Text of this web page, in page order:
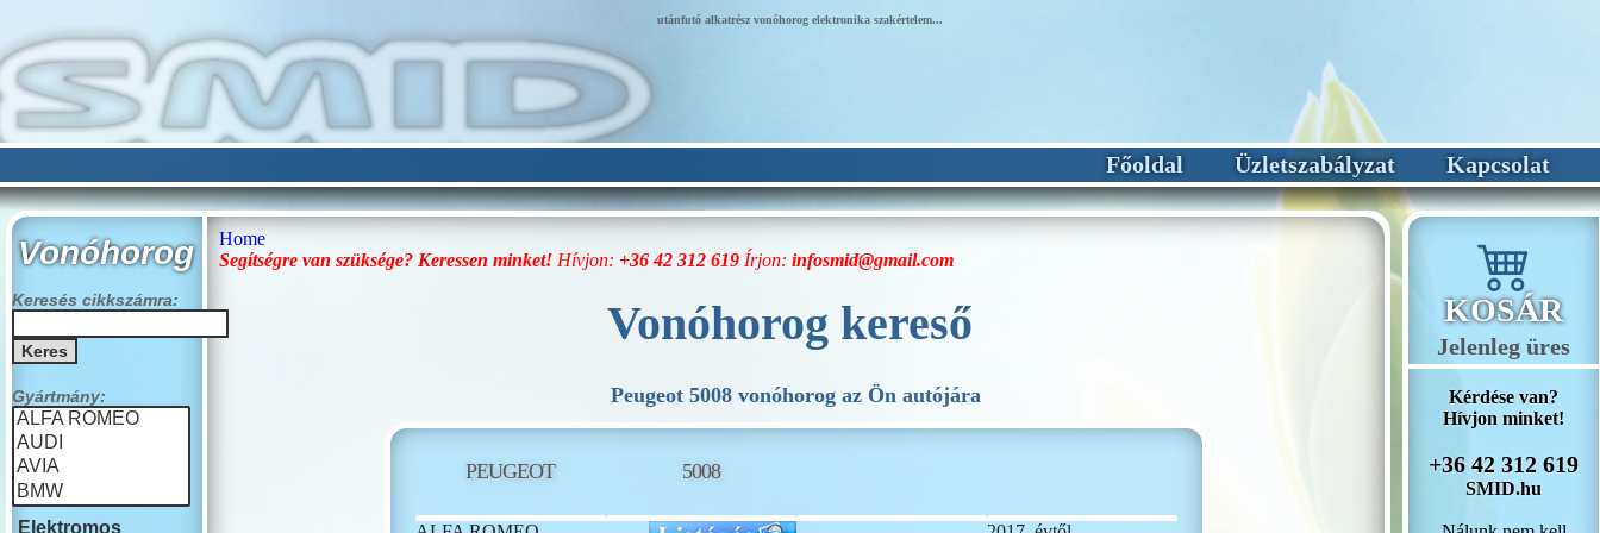
utánfutó alkatrész vonóhorog elektronika szakértelem...
Főoldal Üzletszabályzat Kapcsolat
Home
Segítségre van szüksége? Keressen minket! Hívjon: +36 42 312 619 Írjon: infosmid@gmail.com
Vonóhorog kereső
Peugeot 5008 vonóhorog az Ön autójára
PEUGEOT 5008
Vonóhorog
Keresés cikkszámra:
Gyártmány:
Elektromos
KOSÁR
Jelenleg üres
Kérdése van?
Hívjon minket!
+36 42 312 619
SMID.hu